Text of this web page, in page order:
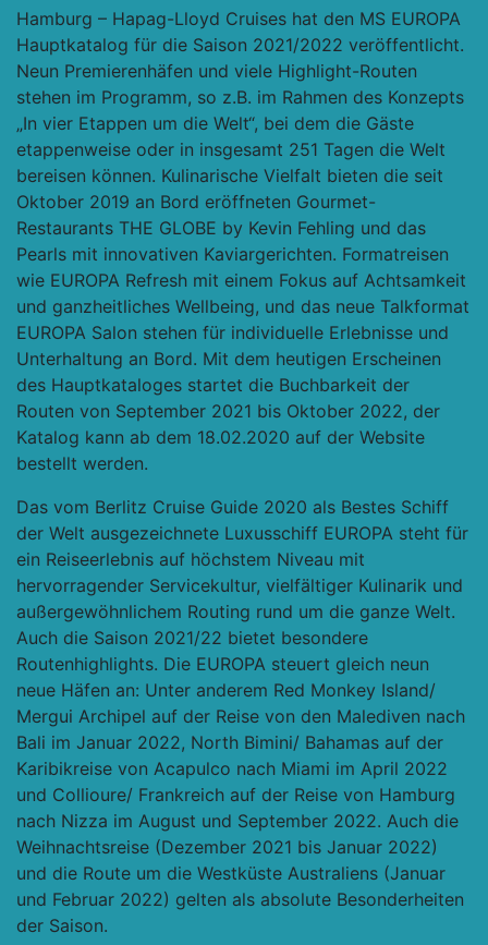
Hamburg – Hapag-Lloyd Cruises hat den MS EUROPA
Hauptkatalog für die Saison 2021/2022 veröffentlicht.
Neun Premierenhäfen und viele Highlight-Routen
stehen im Programm, so z.B. im Rahmen des Konzepts
„In vier Etappen um die Welt“, bei dem die Gäste
etappenweise oder in insgesamt 251 Tagen die Welt
bereisen können. Kulinarische Vielfalt bieten die seit
Oktober 2019 an Bord eröffneten Gourmet-
Restaurants THE GLOBE by Kevin Fehling und das
Pearls mit innovativen Kaviargerichten. Formatreisen
wie EUROPA Refresh mit einem Fokus auf Achtsamkeit
und ganzheitliches Wellbeing, und das neue Talkformat
EUROPA Salon stehen für individuelle Erlebnisse und
Unterhaltung an Bord. Mit dem heutigen Erscheinen
des Hauptkataloges startet die Buchbarkeit der
Routen von September 2021 bis Oktober 2022, der
Katalog kann ab dem 18.02.2020 auf der Website
bestellt werden.
Das vom Berlitz Cruise Guide 2020 als Bestes Schiff
der Welt ausgezeichnete Luxusschiff EUROPA steht für
ein Reiseerlebnis auf höchstem Niveau mit
hervorragender Servicekultur, vielfältiger Kulinarik und
außergewöhnlichem Routing rund um die ganze Welt.
Auch die Saison 2021/22 bietet besondere
Routenhighlights. Die EUROPA steuert gleich neun
neue Häfen an: Unter anderem Red Monkey Island/
Mergui Archipel auf der Reise von den Malediven nach
Bali im Januar 2022, North Bimini/ Bahamas auf der
Karibikreise von Acapulco nach Miami im April 2022
und Collioure/ Frankreich auf der Reise von Hamburg
nach Nizza im August und September 2022. Auch die
Weihnachtsreise (Dezember 2021 bis Januar 2022)
und die Route um die Westküste Australiens (Januar
und Februar 2022) gelten als absolute Besonderheiten
der Saison.